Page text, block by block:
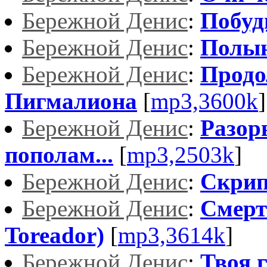
Бережной Денис:
Бережной Денис:
Бережной Денис:
Пигмалиона [mp3,3600k]
Бережной Денис:
пополам... [mp3,2503k]
Бережной Денис:
Бережной Денис:
Toreador) [mp3,3614k]